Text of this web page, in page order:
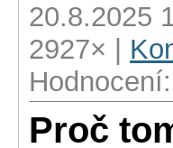
20.8.2025
2927× |
Proč